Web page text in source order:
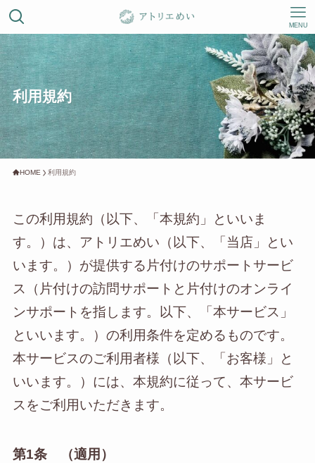
MENU
利用規約
HOME 利用規約
この利用規約（以下、「本規約」といいま
す。）は、アトリエめい（以下、「当店」とい
います。）が提供する片付けのサポートサービ
ス（片付けの訪問サポートと片付けのオンライ
ンサポートを指します。以下、「本サービス」
といいます。）の利用条件を定めるものです。
本サービスのご利用者様（以下、「お客様」と
いいます。）には、本規約に従って、本サービ
スをご利用いただきます。
第1条 （適用）